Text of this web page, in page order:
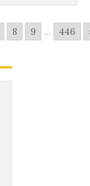
8 9 ... 446